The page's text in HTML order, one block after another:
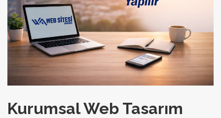
Kurumsal Web Tasarım